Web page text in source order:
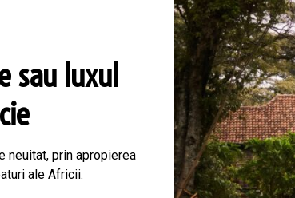
sau luxul
neuitat, prin apropierea
ale Africii.